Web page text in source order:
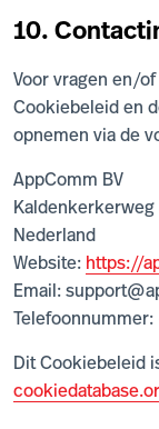
10.
Voor vragen en/
Cookiebeleid en
opnemen via de
AppComm BV
Kaldenkerkerweg
Nederland
Website: https://
Email: support@
Dit Cookiebeleid